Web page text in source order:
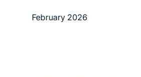
February 2026